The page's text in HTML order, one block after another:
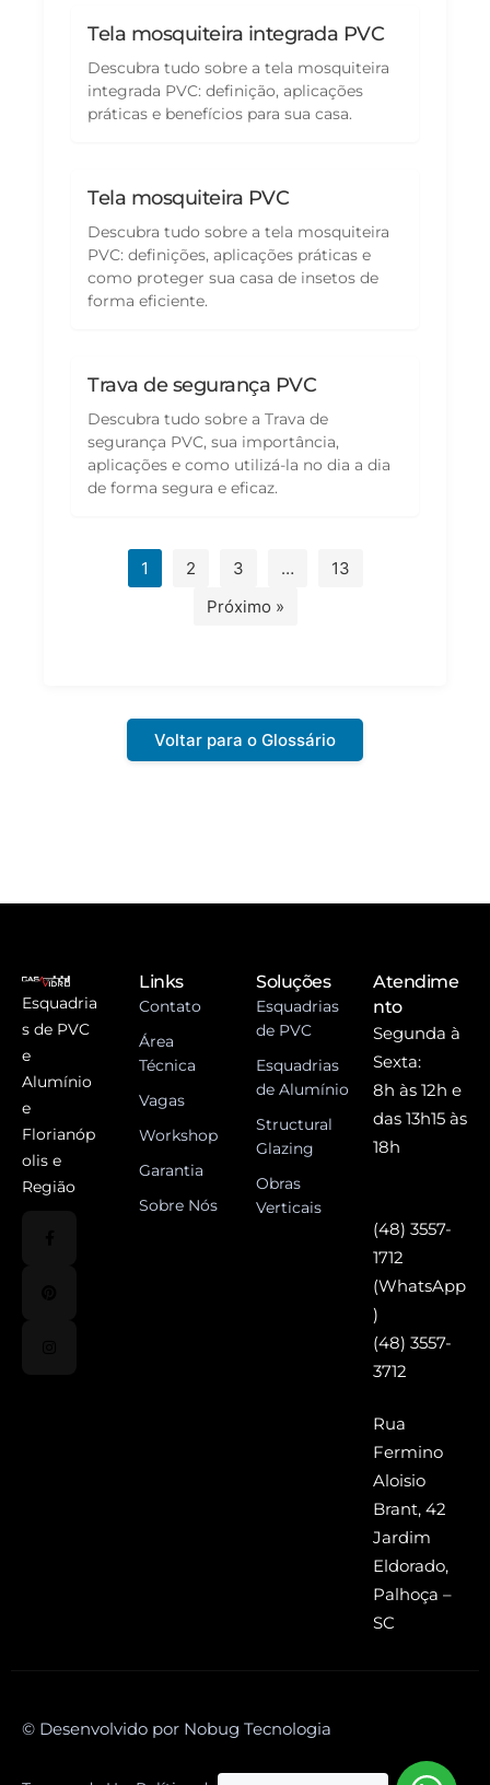
Tela mosquiteira integrada PVC
Descubra tudo sobre a tela mosquiteira
integrada PVC: definição, aplicações
práticas e benefícios para sua casa.
Tela mosquiteira PVC
Descubra tudo sobre a tela mosquiteira
PVC: definições, aplicações práticas e
como proteger sua casa de insetos de
forma eficiente.
Trava de segurança PVC
Descubra tudo sobre a Trava de
segurança PVC, sua importância,
aplicações e como utilizá-la no dia a dia
de forma segura e eficaz.
1 2 3 …
13
Próximo »
Voltar para o Glossário
Esquadria
s de PVC
e
Alumínio
e
Florianóp
olis e
Região
Links
Contato
Área
Técnica
Vagas
Workshop
Garantia
Sobre Nós
Soluções
Esquadrias
de PVC
Esquadrias
de Alumínio
Structural
Glazing
Obras
Verticais
Atendime
nto
Segunda à
Sexta:
8h às 12h e
das 13h15 às
18h
(48) 3557-
1712
(WhatsApp
)
(48) 3557-
3712
Rua
Fermino
Aloisio
Brant, 42
Jardim
Eldorado,
Palhoça –
SC
© Desenvolvido por Nobug Tecnologia